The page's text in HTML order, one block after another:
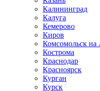
Калининград
Калуга
Кемерово
Киров
Комсомольск на
Кострома
Краснодар
Красноярск
Курган
Курск